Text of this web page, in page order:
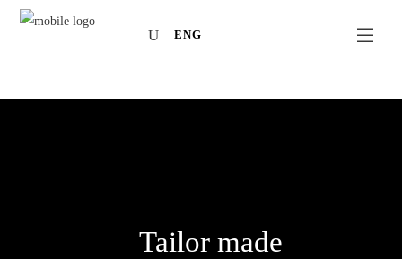
ENG
Tailor made